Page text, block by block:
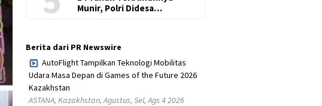
Munir, Polri Didesa…
Berita dari PR Newswire
AutoFlight Tampilkan Teknologi Mobilitas
Udara Masa Depan di Games of the Future 2026
Kazakhstan
ASTANA, Kazakhstan, Agustus, Sel, Ags 4 2026